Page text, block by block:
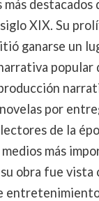
XIX. Su
ganarse un
popular
por
de la
más
obra fue vista